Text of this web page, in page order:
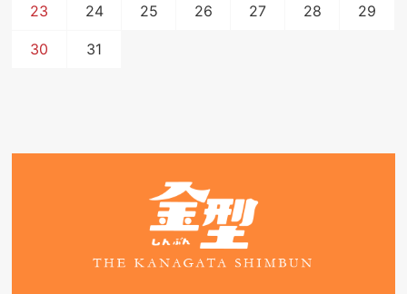
23 24 25 26 27 28 29
30 31